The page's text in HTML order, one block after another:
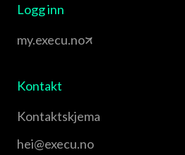
Logg inn
my.execu.no
Kontakt
Kontaktskjema
hei@execu.no